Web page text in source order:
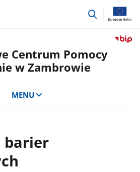
przejdź
Przejdź
Centrum Pomocy
w Zambrowie
MENU
barier